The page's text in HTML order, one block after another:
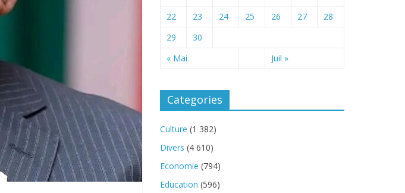
« Mai Juil »
22
23 24 25 26 27
28
29
30
Categories
Culture (1 382)
Divers (4 610)
Economie (794)
Education (596)